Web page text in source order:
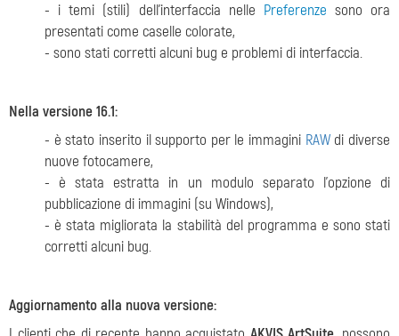
- i temi (stili) dell'interfaccia nelle Preferenze sono ora
presentati come caselle colorate,
- sono stati corretti alcuni bug e problemi di interfaccia.
Nella versione 16.1:
- è stato inserito il supporto per le immagini RAWdi diverse
nuove fotocamere,
- è stata estratta in un modulo separato l'opzione di
pubblicazione di immagini (su Windows),
- è stata migliorata la stabilità del programma e sono stati
corretti alcuni bug.
Aggiornamento alla nuova versione: